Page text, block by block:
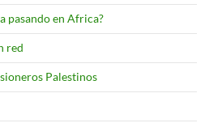
pasando en Africa?
red
Palestinos